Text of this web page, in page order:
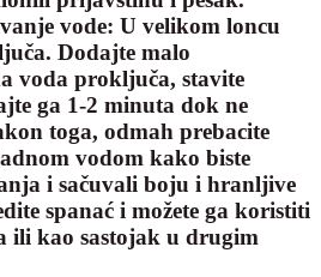
vode: U velikom loncu
Dodajte malo
voda proključa, stavite
ga 1-2 minuta dok ne
toga, odmah prebacite
vodom kako biste
i sačuvali boju i hranljive
spanać i možete ga koristiti
ili kao sastojak u drugim